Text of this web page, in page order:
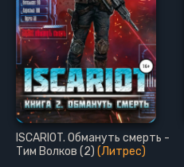
ISCARIOT. Обмануть смерть -
Тим Волков (2) (Литрес)